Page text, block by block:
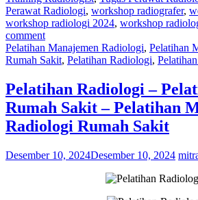
Perawat Radiologi, workshop radiografer,
workshop radiologi 2024, workshop
comment
Pelatihan Manajemen Radiologi, Pelatihan
Rumah Sakit, Pelatihan Radiologi,
Pelatihan Radiologi –
Rumah Sakit – Pelatihan
Radiologi Rumah Sakit
Desember 10, 2024Desember 10, 2024